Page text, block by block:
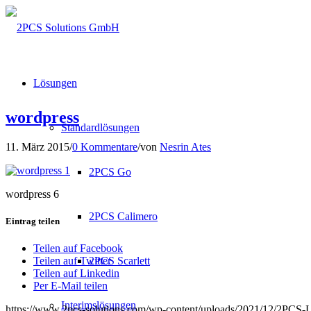
Lösungen
Standardlösungen
2PCS Go
2PCS Calimero
2PCS Scarlett
Interimslösungen
wordpress
11. März 2015/0 Kommentare/von Nesrin Ates
wordpress 6
Eintrag teilen
Teilen auf Facebook
Teilen auf Twitter
Teilen auf Linkedin
Per E-Mail teilen